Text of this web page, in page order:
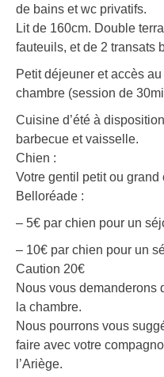
de bains et wc privatifs.
Lit de 160cm. Double
fauteuils, et de 2 transats
Petit déjeuner et accès
chambre (session de
Cuisine d’été à
barbecue et vaisselle.
Chien :
Votre gentil petit ou
Belloréade :
– 5€ par chien pour un
– 10€ par chien pour un
Caution 20€
Nous vous demanderons
la chambre.
Nous pourrons vous
faire avec votre
l’Ariège.